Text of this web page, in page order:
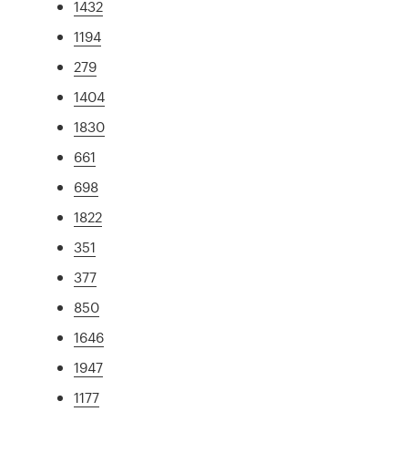
1432
1194
279
1404
1830
661
698
1822
351
377
850
1646
1947
1177